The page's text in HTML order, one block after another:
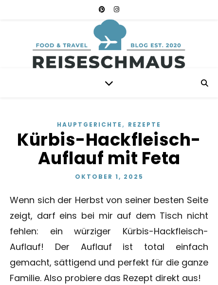
HAUPTGERICHTE , REZEPTE
Kürbis-Hackfleisch-
Auflauf mit Feta
OKTOBER 1, 2025
Wenn sich der Herbst von seiner besten Seite
zeigt, darf eins bei mir auf dem Tisch nicht
fehlen: ein würziger Kürbis-Hackfleisch-
Auflauf! Der Auflauf ist total einfach
gemacht, sättigend und perfekt für die ganze
Familie. Also probiere das Rezept direkt aus!